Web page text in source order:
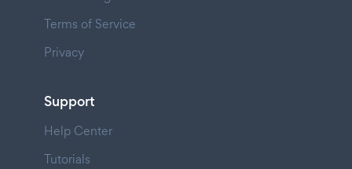
Terms of Service
Privacy
Support
Help Center
Tutorials